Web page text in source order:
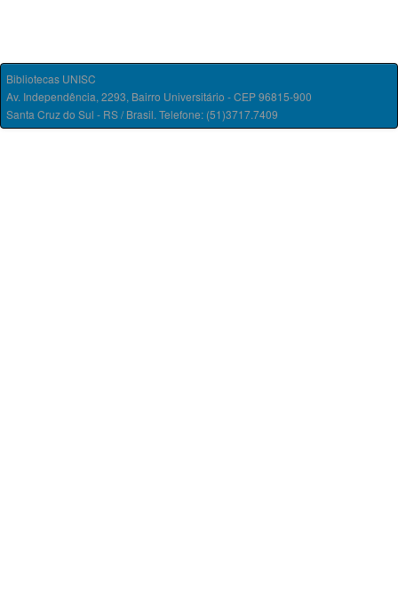
Bibliotecas UNISC
Av. Independência, 2293, Bairro Universitário - CEP 96815-900
Santa Cruz do Sul - RS / Brasil. Telefone: (51)3717.7409